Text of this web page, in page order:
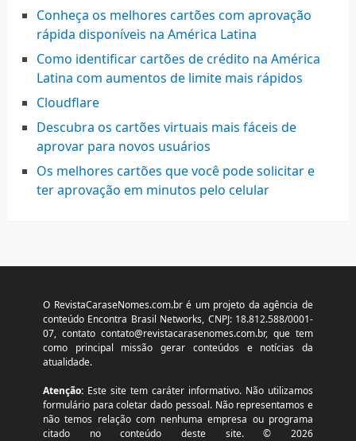
Conheça os melhores cartões com aprovação
rápida disponíveis na América Latina
Como identificar cartões de crédito na América
Latina com aumentos de limite mais rápidos
Cloudflare
Descubra os cartões virtuais mais fáceis de
aprovar para novos usuários
Os melhores cartões que você pode solicitar e
ter aprovação em minutos pelo celular
O RevistaCaraseNomes.com.br é um projeto da agência de
conteúdo Encontra Brasil Networks, CNPJ: 18.812.588/0001-
07, contato contato@revistacarasenomes.com.br, que tem
como principal missão gerar conteúdos e notícias da
atualidade.
Atenção:Este site tem caráter informativo. Não utilizamos
formulário para coletar dado pessoal. Não representamos e
não temos relação com nenhuma empresa ou programa
citado no conteúdo deste site. © 2026